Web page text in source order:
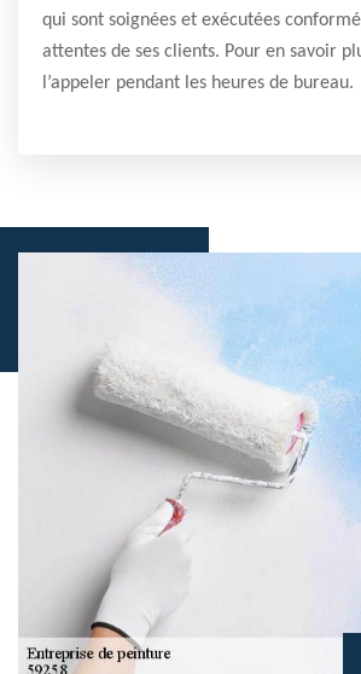
qui sont soignées et exécutées
attentes de ses clients. Pour en savoir
l’appeler pendant les heures de bureau.